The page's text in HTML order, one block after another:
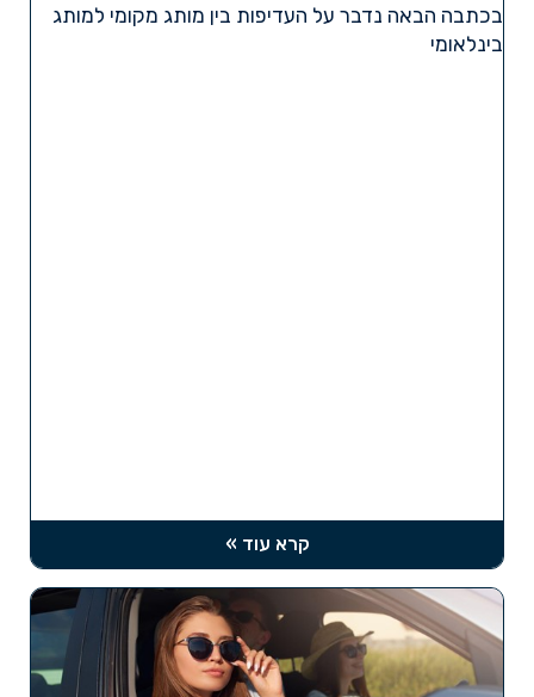
בכתבה הבאה נדבר על העדיפות בין מותג מקומי למותג
בינלאומי
קרא עוד »